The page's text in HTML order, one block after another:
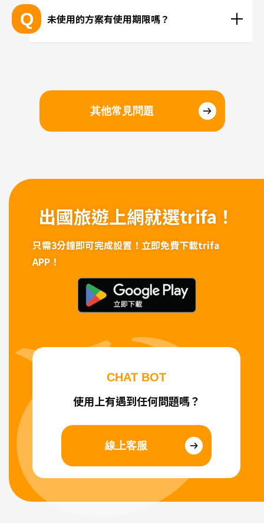
問題。若擔心當地機場的WiFi速度不夠快，建議您在
國內完成安裝和設定，在當地進行切換eSIM即可。
Q 未使用的方案有使用期限嗎？
其他常見問題
出國旅遊上網就選trifa！
只需3分鐘即可完成設置！ 立即免費下載trifa
APP！
CHAT BOT
使用上有遇到任何問題嗎？
線上客服